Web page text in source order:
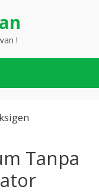
!
Tanpa